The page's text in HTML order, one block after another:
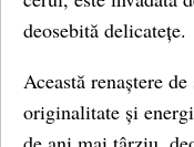
deosebită delicatețe.
Această renaștere
originalitate și